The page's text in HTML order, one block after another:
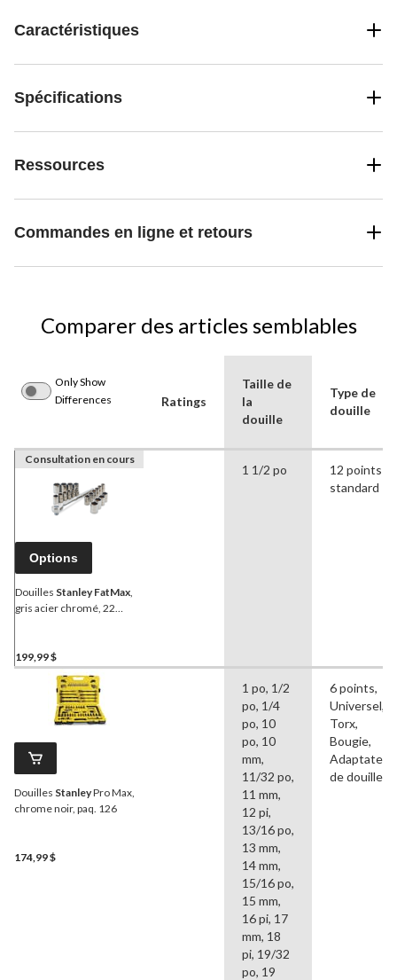
Caractéristiques
Spécifications
Ressources
Commandes en ligne et retours
Comparer des articles semblables
Only Show
Differences
Ratings
Taille de
la
douille
Type de
douille
Consultation en cours
Options
Douilles Stanley FatMax
gris acier chromé, 22
199,99 $
1 1/2 po
12 points
standard
Douilles StanleyPro Max,
chrome noir, paq. 126
174,99 $
1 po, 1/2
po, 1/4
po, 10
po, 10
mm,
11/32 po,
11 mm,
12 pi,
13/16 po,
13 mm,
14 mm,
15/16 po,
15 mm,
16 pi, 17
mm, 18
pi, 19/32
po, 19
6 points,
Universel,
Torx,
Bougie,
Adaptateur
de douille